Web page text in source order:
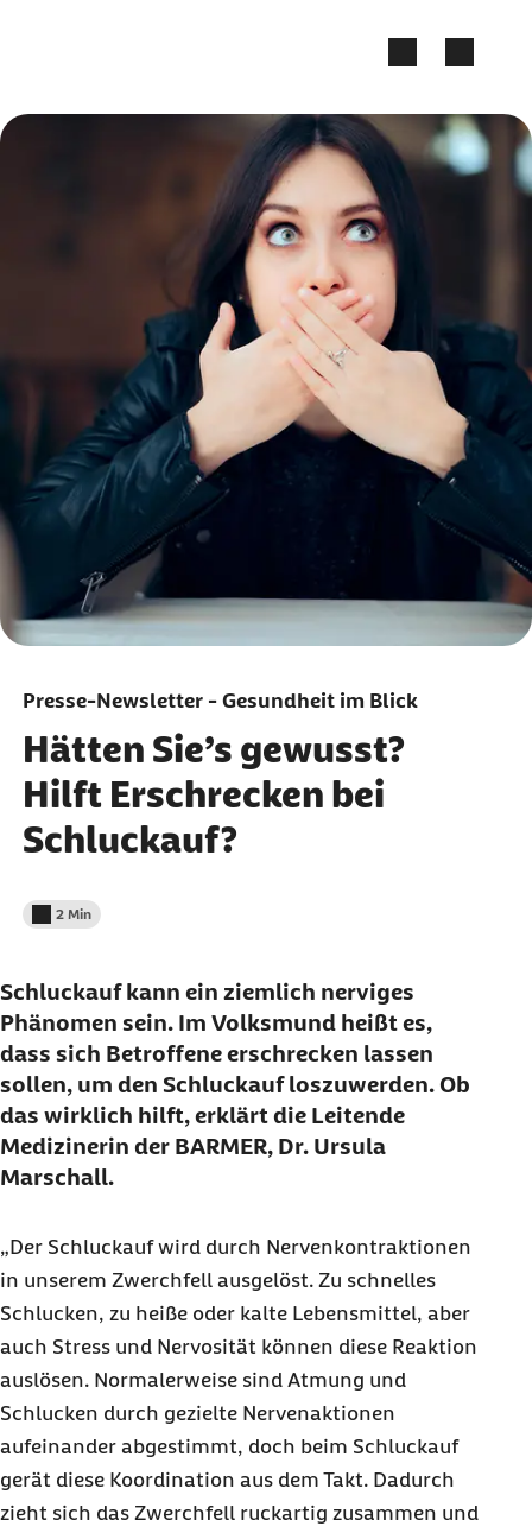
Presse-Newsletter - Gesundheit im Blick
Hätten Sie’s gewusst?
Hilft Erschrecken bei
Schluckauf?
Lesedauer weniger als
2 Min
Schluckauf kann ein ziemlich nerviges
Phänomen sein. Im Volksmund heißt es,
dass sich Betroffene erschrecken lassen
sollen, um den Schluckauf loszuwerden. Ob
das wirklich hilft, erklärt die Leitende
Medizinerin der BARMER, Dr. Ursula
Marschall.
„Der Schluckauf wird durch Nervenkontraktionen
in unserem Zwerchfell ausgelöst. Zu schnelles
Schlucken, zu heiße oder kalte Lebensmittel, aber
auch Stress und Nervosität können diese Reaktion
auslösen. Normalerweise sind Atmung und
Schlucken durch gezielte Nervenaktionen
aufeinander abgestimmt, doch beim Schluckauf
gerät diese Koordination aus dem Takt. Dadurch
zieht sich das Zwerchfell ruckartig zusammen und